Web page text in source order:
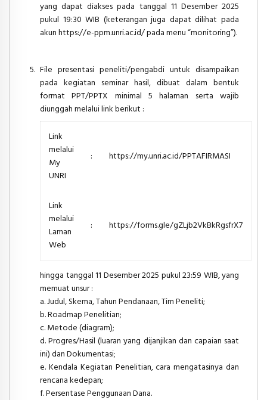
yang dapat diakses pada tanggal 11 Desember 2025
pukul 19:30 WIB (keterangan juga dapat dilihat pada
akun https://e-ppm.unri.ac.id/ pada menu “monitoring”).
File presentasi peneliti/pengabdi untuk disampaikan
pada kegiatan seminar hasil, dibuat dalam bentuk
format PPT/PPTX minimal 5 halaman serta wajib
diunggah melaluilink berikut :
Link
melalui
My
UNRI
: https://my.unri.ac.id/PPTAFIRMASI
Link
melalui
Laman
Web
: https://forms.gle/gZLjb2VkBkRgsfrX7
hingga tanggal 11 Desember 2025 pukul 23:59 WIB, yang
memuat unsur :
a. Judul, Skema, Tahun Pendanaan, Tim Peneliti;
b. Roadmap Penelitian;
c. Metode (diagram);
d. Progres/Hasil (luaran yang dijanjikan dan capaian saat
ini) dan Dokumentasi;
e. Kendala Kegiatan Penelitian, cara mengatasinya dan
rencana kedepan;
f. Persentase Penggunaan Dana.